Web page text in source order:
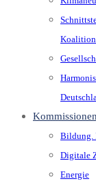
Kommissionen
Bildung.
Digitale
Energie